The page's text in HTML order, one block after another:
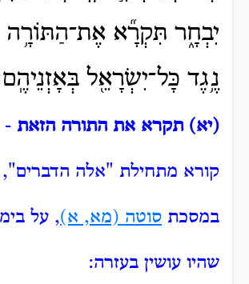
יִבְחָ֑ר תִּקְרָ֞א
נֶ֥גֶד כָּל־יִשְׂרָאֵ֖ל
(יא) תקרא את התורה הזאת -
קורא מתחילת "אלה
במסכת סוטה (מא, א), על
שהיו עושין בעזרה: